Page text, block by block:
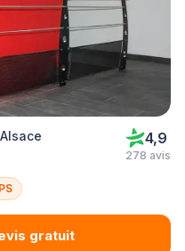
4,9
278 avis
gratuit